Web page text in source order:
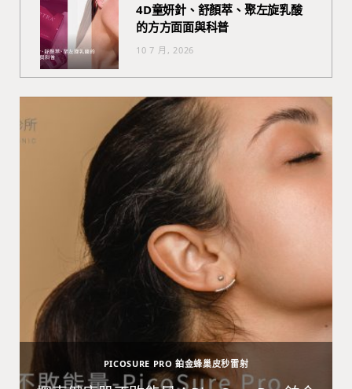
4D童妍針、舒顏萃、聚左旋乳酸
的方方面面與科普
10 7 月, 2026
PICOSURE PRO 鉑金蜂巢皮秒雷射